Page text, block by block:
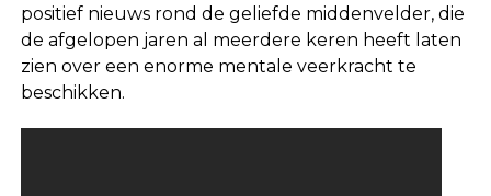
positief nieuws rond de geliefde middenvelder, die
de afgelopen jaren al meerdere keren heeft laten
zien over een enorme mentale veerkracht te
beschikken.